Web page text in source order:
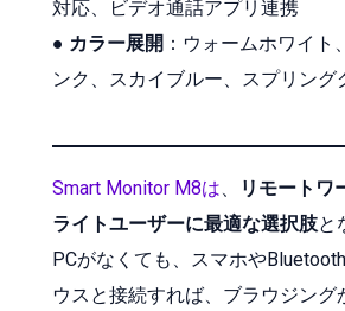
対応、ビデオ通話アプリ連携
● カラー展開 ：ウォームホワイト
ンク、スカイブルー、スプリング
Smart Monitor M8は
リモートワ
ライトユーザーに最適な選択肢と
PCがなくても、スマホや
ウスと接続すれば、ブラウジング